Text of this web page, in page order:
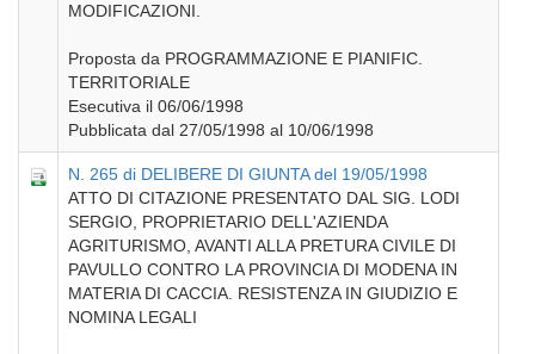
MODIFICAZIONI.
Proposta da PROGRAMMAZIONE E PIANIFIC.
TERRITORIALE
Esecutiva il 06/06/1998
Pubblicata dal 27/05/1998 al 10/06/1998
N. 265 di DELIBERE DI GIUNTA del 19/05/1998
ATTO DI CITAZIONE PRESENTATO DAL SIG. LODI
SERGIO, PROPRIETARIO DELL'AZIENDA
AGRITURISMO, AVANTI ALLA PRETURA CIVILE DI
PAVULLO CONTRO LA PROVINCIA DI MODENA IN
MATERIA DI CACCIA. RESISTENZA IN GIUDIZIO E
NOMINA LEGALI